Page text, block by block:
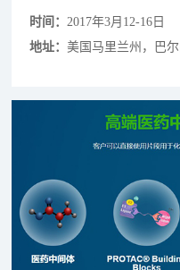
时间： 2017年3月12-16日
地址：美国马里兰州，巴